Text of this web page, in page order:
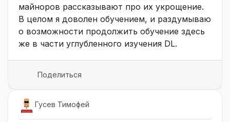
майноров рассказывают про их укрощение.
В целом я доволен обучением, и раздумываю
о возможности продолжить обучение здесь
же в части углубленного изучения DL.
Поделиться
Гусев Тимофей